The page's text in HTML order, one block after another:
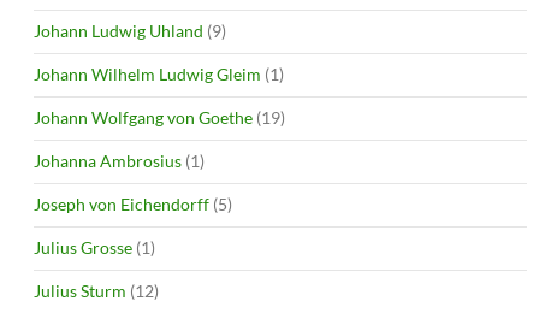
Johann Ludwig Uhland (9)
Johann Wilhelm Ludwig Gleim (1)
Johann Wolfgang von Goethe (19)
Johanna Ambrosius (1)
Joseph von Eichendorff (5)
Julius Grosse (1)
Julius Sturm (12)